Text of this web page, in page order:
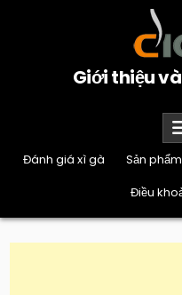
Giới thiệu
Đánh giá xì gà
Sản phẩm
Điều